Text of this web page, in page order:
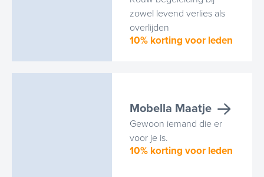
zowel levend verlies als
overlijden
10% korting voor leden
Mobella Maatje
Gewoon iemand die er
voor je is.
10% korting voor leden